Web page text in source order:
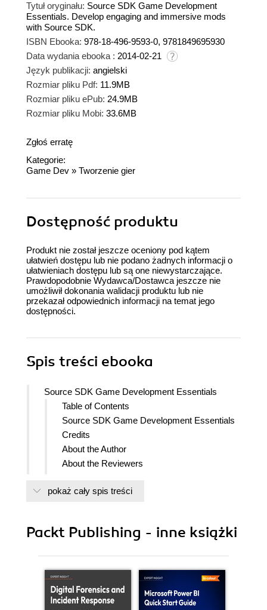
Tytuł oryginału: Source SDK Game Development
Essentials. Develop engaging and immersive mods
with Source SDK.
ISBN Ebooka: 978-18-496-9593-0, 9781849695930
Data wydania ebooka : 2014-02-21
Język publikacji: angielski
Rozmiar pliku Pdf: 11.9MB
Rozmiar pliku ePub: 24.9MB
Rozmiar pliku Mobi: 33.6MB
Zgłoś erratę
Kategorie:
Game Dev » Tworzenie gier
Dostępność produktu
Produkt nie został jeszcze oceniony pod kątem
ułatwień dostępu lub nie podano żadnych informacji o
ułatwieniach dostępu lub są one niewystarczające.
Prawdopodobnie Wydawca/Dostawca jeszcze nie
umożliwił dokonania walidacji produktu lub nie
przekazał odpowiednich informacji na temat jego
dostępności.
Spis treści ebooka
Source SDK Game Development Essentials
Table of Contents
Source SDK Game Development Essentials
Credits
About the Author
About the Reviewers
Support files, eBooks, discount offers
Free Access for Packt account
What this book covers
What you need for this book
Who this book is for
pokaż cały spis treści
Packt Publishing - inne książki